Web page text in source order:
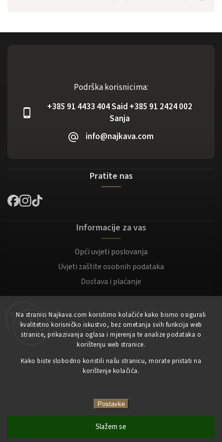
Na stranici Najkava.com koristimo kolačiće kako bismo osigurali
kvalitetno korisničko iskustvo, bez ometanja svih funkcija web
stranice, prikazivanja oglasa i mjerenja te analize podataka o
korištenju web stranice.
Kako biste slobodno koristili našu stranicu, morate pristati na
korištenje kolačića.
Postavke
Slažem se
Podrška korisnicima:
+385 91 4433 404 Said +385 91 2424 002
Sanja
info@najkava.com
Pratite nas
Informacije za vas
Opći uvjeti poslovanja
Uvjeti zaštite osobnih podataka
Dostava i plaćanje
Moj račun
Registracija
Prijaviti se
Copyright 2023NajKava.com